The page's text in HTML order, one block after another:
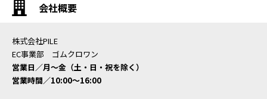
会社概要
株式会社PILE
EC事業部 ゴムクロワン
営業日／月〜金（土・日・祝を除く）
営業時間／10:00〜16:00